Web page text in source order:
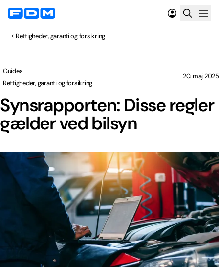
Rettigheder, garanti og forsikring
Synsrapporten: Disse regler
gælder ved bilsyn
Guides
Rettigheder, garanti og forsikring
20. maj 2025